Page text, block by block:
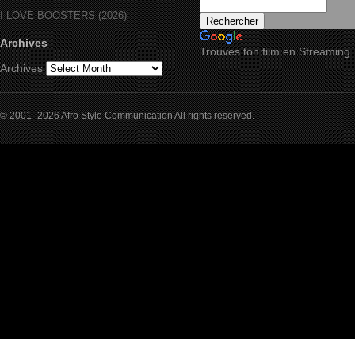
I LOVE BOOSTERS (2026)
Archives
Archives
Trouves ton film en Streaming
© 2001- 2026 Afro Style Communication All rights reserved.